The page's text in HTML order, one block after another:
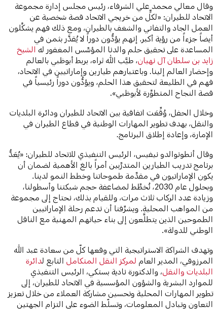
وقال معالي محمد علي الشرفاء، رئيس مجلس إدارة مجموعة
الاتحاد للطيران: «لكلٍّ من خريجي الاتحاد قصة شخصية عن
العمل الجاد والتفاني والشغف بالطيران، ومع ذلك فهم يشكِّلون
أيضاً جزءاً من رؤية أكبر. إنهم يؤدُّون دوراً لا يُقدَّر بثمن في
المساعدة على تحقيق حلم والدنا المؤسِّس المغفور لهالشيخ
زايد بن سلطان آل نهيان، طيَّب الله ثراه، بربط أبوظبي بالعالم
وإحضار العالم إلينا. وباعتبارهم طيارين وإماراتيين في الاتحاد،
فهم في الطليعة لتحقيق هذا الحلم، ويؤدُّون دوراً رئيسياً في
قصة النجاح المتطوِّرة لأبوظبي».
وخلال الحفل، وُقِّعَت اتفاقية بين الاتحاد للطيران ودائرة البلديات
والنقل، بهدف تطوير المهارات الوطنية في قطاع الطيران في
الإمارة، وإعادة إطلاق البرنامج.
وقال أنطونوالدو نيفيس، الرئيس التنفيذي للاتحاد للطيران: «يُعَدُّ
برنامج تدريب الطيارين المتدرِّبين أمراً بالغ الأهمية لضمان أن
يكون الإماراتيون في مقدِّمة طموحاتنا وخطط النمو لدينا.
وبحلول عام 2030، نُخطِّط لمضاعفة حجم شبكتنا وأسطولنا،
وزيادة عدد الركاب ثلاث مرات، وللقيام بذلك، نحتاج إلى مجموعة
من المواهب المحلية. ويشرِّفنا أن ندعم رحلة الإماراتيين
الطموحين الذين يتطلَّعون إلى بناء حياتهم المهنية مع الناقل
الوطني للدولة».
وتهدف الشراكة الاستراتيجية التي وقعها كلّ من سعادة عبد الله
المرزوقي، المدير العام لمركز النقل المتكامل التابع ل دائرة
البلديات والنقل ، والدكتورة نادية بستكي، الرئيس التنفيذي
للموارد البشرية والشؤون المؤسسية في الاتحاد للطيران، إلى
تطوير المهارات المحلية وتحسين مشاركة العملاء من خلال تعزيز
التعاون وتبادل المعلومات، وتسلّط الضوء على التزام الجهتين